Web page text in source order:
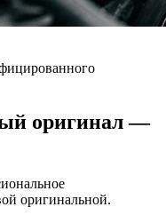
оригинал —
оригинальной.